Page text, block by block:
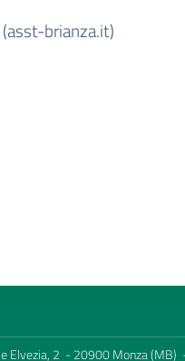
brianza.it)
Elvezia, 2 - 20900 Monza